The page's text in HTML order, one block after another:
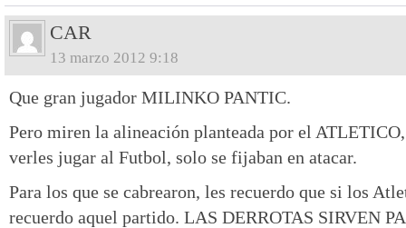
CAR
13 marzo 2012 9:18
Que gran jugador MILINKO PANTIC.
Pero miren la alineación planteada por el
verles jugar al Futbol, solo se fijaban en atacar.
Para los que se cabrearon, les recuerdo que si los
recuerdo aquel partido. LAS DERROTAS SIRVEN